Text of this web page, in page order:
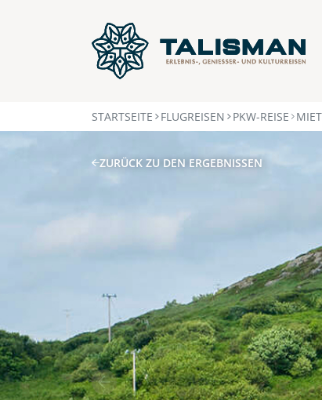
STARTSEITE FLUGREISEN PKW-REISE
ZURÜCK ZU DEN ERGEBNISSEN